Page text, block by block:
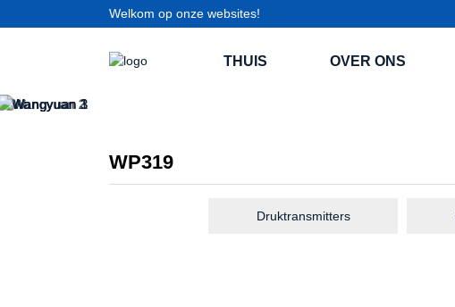
Welkom op onze websites!
THUIS OVER ONS
WP319
Druktransmitters